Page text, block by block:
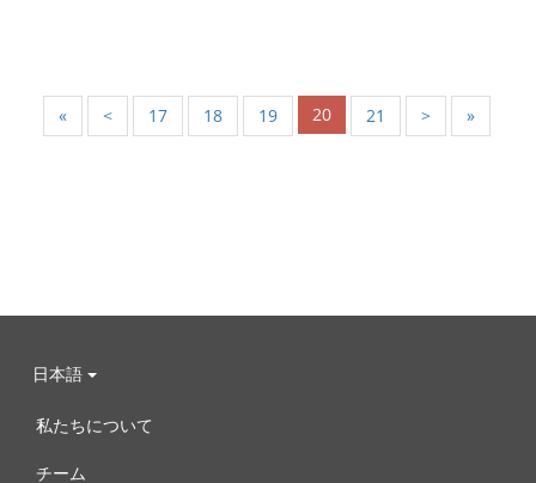
« < 17 18 19 20 21 > »
日本語
私たちについて
チーム